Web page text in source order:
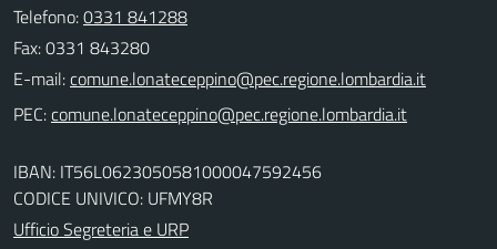
Telefono:0331 841288
Fax: 0331 843280
E-mail:
PEC:
IBAN: IT56L0623050581000047592456
CODICE UNIVICO: UFMY8R
Ufficio Segreteria e URP